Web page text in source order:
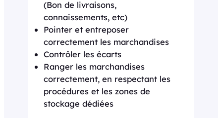
(Bon de livraisons,
connaissements, etc)
Pointer et entreposer
correctement les marchandises
Contrôler les écarts
Ranger les marchandises
correctement, en respectant les
procédures et les zones de
stockage dédiées